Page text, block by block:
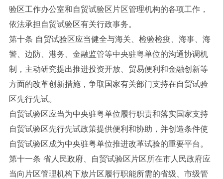
验区工作办公室和自贸试验区片区管理机构的各项工作，
依法承担自贸试验区有关行政事务。
第十条 自贸试验区应当健全与海关、检验检疫、海事、海
警、边防、港务、金融监管等中央驻粤单位的沟通协调机
制，主动研究提出推进投资开放、贸易便利和金融创新等
方面的改革创新措施，争取国家有关部门支持在自贸试验
区先行先试。
自贸试验区应当为中央驻粤单位履行职责和落实国家支持
自贸试验区先行先试政策提供便利和协助，并创造条件使
自贸试验区成为中央驻粤单位推进改革试验的重要平台。
第十一条 省人民政府、自贸试验区片区所在市人民政府应
当向片区管理机构下放片区履行职能所需的省级、市级管